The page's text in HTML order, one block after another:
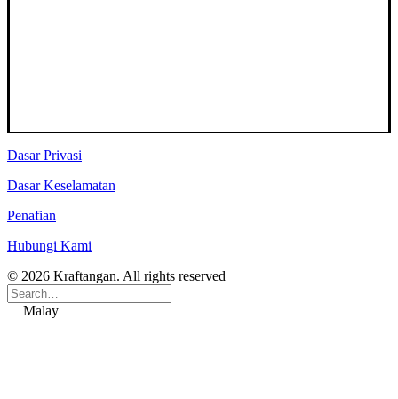
Dasar Privasi
Dasar Keselamatan
Penafian
Hubungi Kami
© 2026 Kraftangan. All rights reserved
Malay